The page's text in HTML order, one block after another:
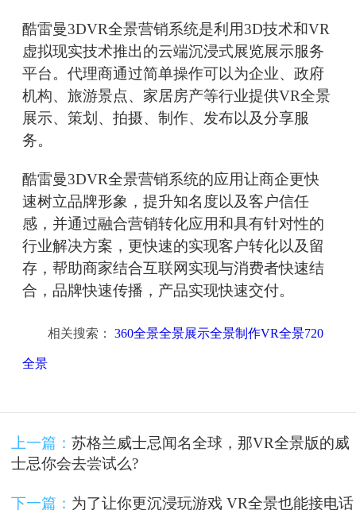
酷雷曼3DVR全景营销系统是利用3D技术和VR
虚拟现实技术推出的云端沉浸式展览展示服务
平台。代理商通过简单操作可以为企业、政府
机构、旅游景点、家居房产等行业提供VR全景
展示、策划、拍摄、制作、发布以及分享服
务。
酷雷曼3DVR全景营销系统的应用让商企更快
速树立品牌形象，提升知名度以及客户信任
感，并通过融合营销转化应用和具有针对性的
行业解决方案，更快速的实现客户转化以及留
存，帮助商家结合互联网实现与消费者快速结
合，品牌快速传播，产品实现快速交付。
相关搜索： 360全景全景展示全景制作VR全景720
全景
上一篇： 苏格兰威士忌闻名全球，那VR全景版的威
士忌你会去尝试么?
下一篇： 为了让你更沉浸玩游戏 VR全景也能接电话